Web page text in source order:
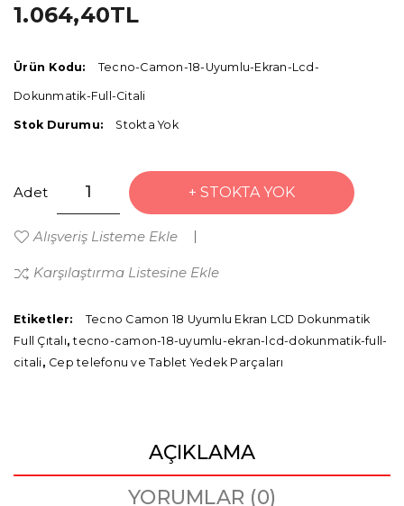
1.064,40TL
Ürün Kodu: Tecno-Camon-18-Uyumlu-Ekran-Lcd-
Dokunmatik-Full-Citali
Stok Durumu: Stokta Yok
Adet STOKTA YOK
Alışveriş Listeme Ekle
Karşılaştırma Listesine Ekle
Etiketler:
Tecno Camon 18 Uyumlu Ekran LCD Dokunmatik
Full Çıtalı,tecno-camon-18-uyumlu-ekran-lcd-dokunmatik-full-
citali, Cep telefonu ve Tablet Yedek Parçaları
AÇIKLAMA
YORUMLAR (0)